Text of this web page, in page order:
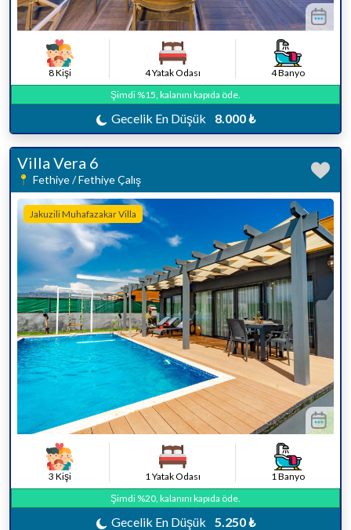
8 Kişi 4 Yatak Odası
4 Banyo
Şimdi %15, kalanını kapıda öde.
Gecelik En Düşük 8.000 ₺
Villa Vera 6
Fethiye / Fethiye Çalış
Jakuzili Muhafazakar Villa
3 Kişi 1 Yatak Odası
1 Banyo
Şimdi %20, kalanını kapıda öde.
Gecelik En Düşük 5.250 ₺